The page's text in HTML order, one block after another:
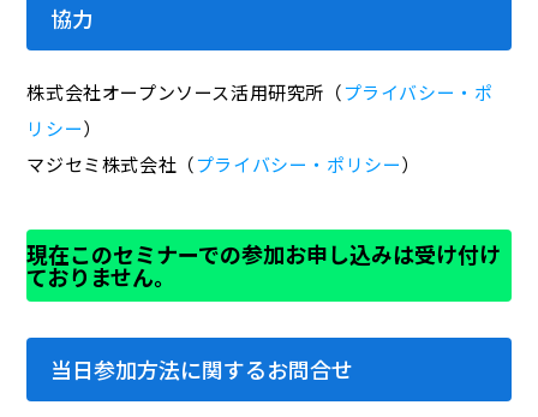
協力
株式会社オープンソース活用研究所（プライバシー・ポ
リシー）
マジセミ株式会社（プライバシー・ポリシー）
現在このセミナーでの参加お申し込みは受け付け
ておりません。
当日参加方法に関するお問合せ